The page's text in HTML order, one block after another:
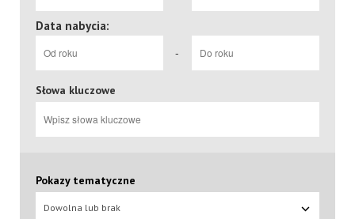
Data nabycia:
-
Słowa kluczowe
Pokazy tematyczne
Dowolna lub brak